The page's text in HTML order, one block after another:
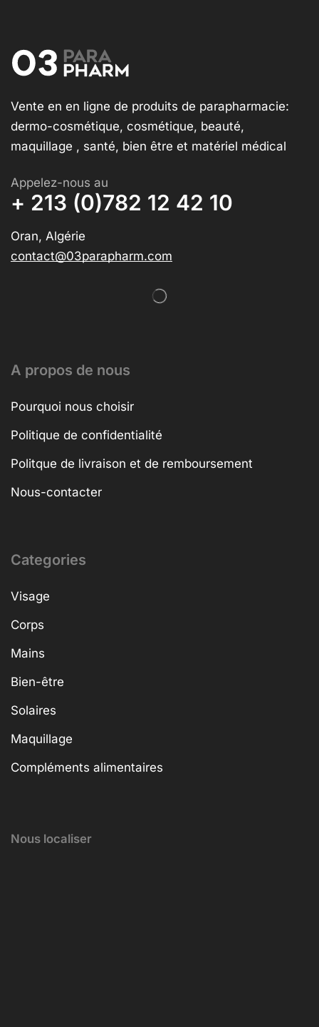
Vente en en ligne de produits de parapharmacie:
dermo-cosmétique, cosmétique, beauté,
maquillage , santé, bien être et matériel médical
Appelez-nous au
+ 213 (0)782 12 42 10
Oran, Algérie
contact@03parapharm.com
A propos de nous
Pourquoi nous choisir
Politique de confidentialité
Politque de livraison et de remboursement
Nous-contacter
Categories
Visage
Corps
Mains
Bien-être
Solaires
Maquillage
Compléments alimentaires
Nous localiser